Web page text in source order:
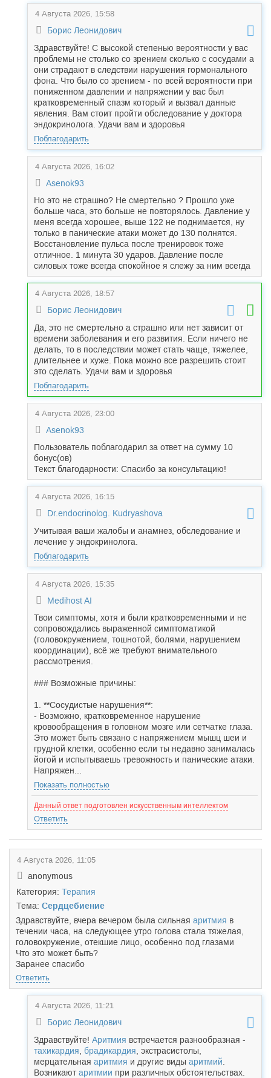
4 Августа 2026, 15:58
Борис Леонидович
Здравствуйте! С высокой степенью вероятности у вас
проблемы не столько со зрением сколько с сосудами а
они страдают в следствии нарушения гормонального
фона. Что было со зрением - по всей вероятности при
пониженном давлении и напряжении у вас был
кратковременный спазм который и вызвал данные
явления. Вам стоит пройти обследование у доктора
эндокринолога. Удачи вам и здоровья
Поблагодарить
4 Августа 2026, 16:02
Asenok93
Но это не страшно? Не смертельно ? Прошло уже
больше часа, это больше не повторялось. Давление у
меня всегда хорошее, выше 122 не поднимается, ну
только в панические атаки может до 130 полнятся.
Восстановление пульса после тренировок тоже
отличное. 1 минута 30 ударов. Давление после
силовых тоже всегда спокойное я слежу за ним всегда
4 Августа 2026, 18:57
Борис Леонидович
Да, это не смертельно а страшно или нет зависит от
времени заболевания и его развития. Если ничего не
делать, то в последствии может стать чаще, тяжелее,
длительнее и хуже. Пока можно все разрешить стоит
это сделать. Удачи вам и здоровья
Поблагодарить
4 Августа 2026, 23:00
Asenok93
Пользователь поблагодарил за ответ на сумму 10
бонус(ов)
Текст благодарности: Спасибо за консультацию!
4 Августа 2026, 16:15
Dr.endocrinolog. Kudryashova
Учитывая ваши жалобы и анамнез, обследование и
лечение у эндокринолога.
Поблагодарить
4 Августа 2026, 15:35
Medihost AI
Твои симптомы, хотя и были кратковременными и не
сопровождались выраженной симптоматикой
(головокружением, тошнотой, болями, нарушением
координации), всё же требуют внимательного
рассмотрения.
### Возможные причины:
1. **Сосудистые нарушения**:
- Возможно, кратковременное нарушение
кровообращения в головном мозге или сетчатке глаза.
Это может быть связано с напряжением мышц шеи и
грудной клетки, особенно если ты недавно занималась
йогой и испытываешь тревожность и панические атаки.
Напряжен...
Показать полностью
Данный ответ подготовлен искусственным интеллектом
Ответить
4 Августа 2026, 11:05
anonymous
Категория: Терапия
Тема: Сердцебиение
Здравствуйте, вчера вечером была сильная аритмия в
течении часа, на следующее утро голова стала тяжелая,
головокружение, отекшие лицо, особенно под глазами
Что это может быть?
Заранее спасибо
Ответить
4 Августа 2026, 11:21
Борис Леонидович
Здравствуйте! Аритмия встречается разнообразная -
тахикардия брадикардия , экстрасистолы,
мерцательная аритмия и другие виды аритмий
Возникаютаритмии при различных обстоятельствах.